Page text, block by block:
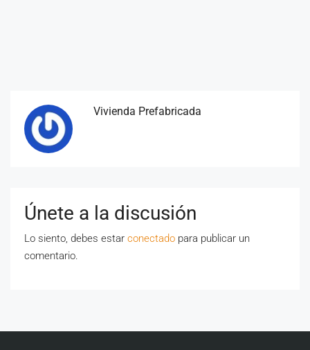
Vivienda Prefabricada
Únete a la discusión
Lo siento, debes estar conectado para publicar un
comentario.